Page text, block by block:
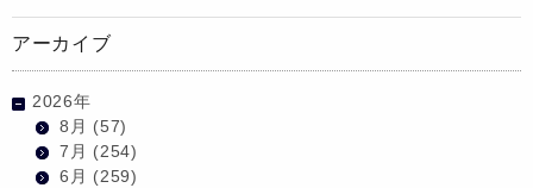
アーカイブ
2026年
8月 (57)
7月 (254)
6月 (259)